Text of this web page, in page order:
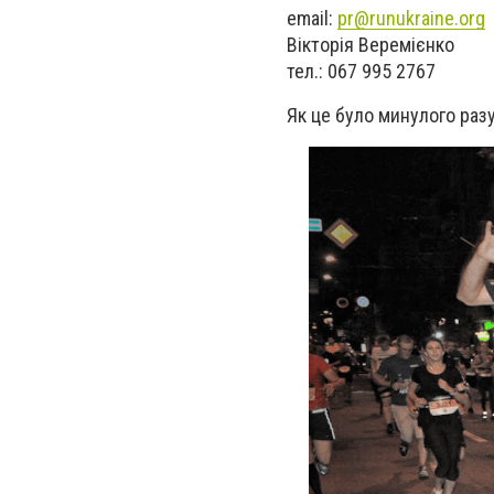
email: pr@runukraine.org
Вікторія Веремієнко
тел.: 067 995 2767
Як це було минулого